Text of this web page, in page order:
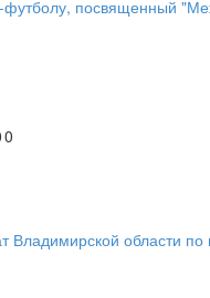
футболу, посвященный
0
Владимирской области